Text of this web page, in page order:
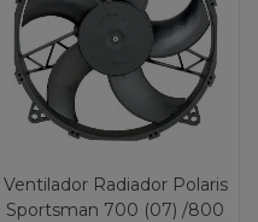
Ventilador Radiador Polaris
Sportsman 700 (07) /800